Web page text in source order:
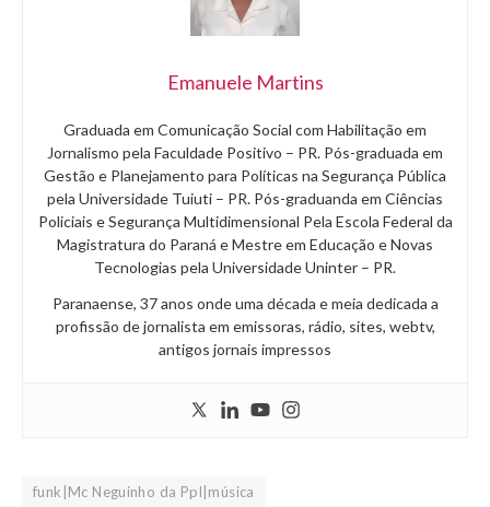
Emanuele Martins
Graduada em Comunicação Social com Habilitação em
Jornalismo pela Faculdade Positivo – PR. Pós-graduada em
Gestão e Planejamento para Políticas na Segurança Pública
pela Universidade Tuiuti – PR. Pós-graduanda em Ciências
Policiais e Segurança Multidimensional Pela Escola Federal da
Magistratura do Paraná e Mestre em Educação e Novas
Tecnologias pela Universidade Uninter – PR.
Paranaense, 37 anos onde uma década e meia dedicada a
profissão de jornalista em emissoras, rádio, sites, webtv,
antigos jornais impressos
funk|Mc Neguinho da Ppl|música